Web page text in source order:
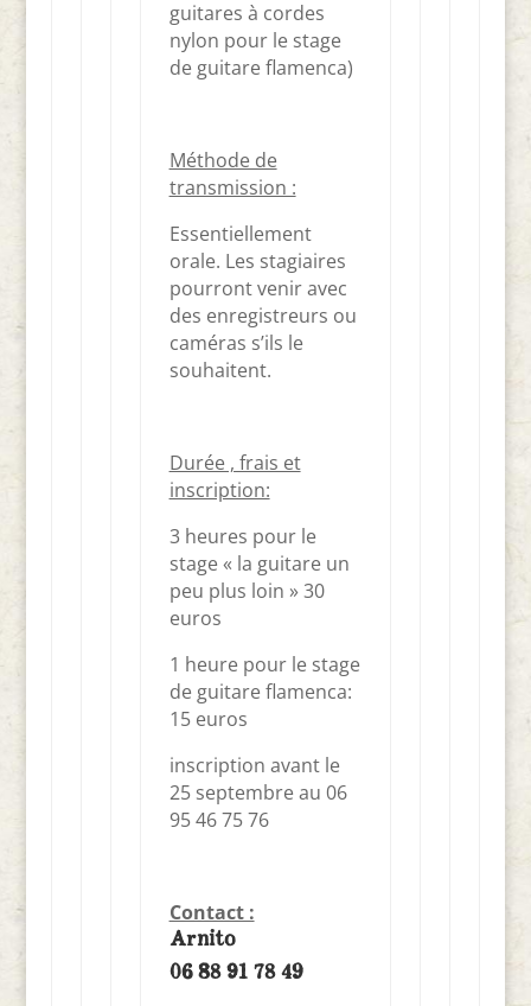
guitares à cordes
nylon pour le stage
de guitare flamenca)
Méthode de
transmission :
Essentiellement
orale. Les stagiaires
pourront venir avec
des enregistreurs ou
caméras s’ils le
souhaitent.
Durée , frais et
inscription:
3 heures pour le
stage « la guitare un
peu plus loin » 30
euros
1 heure pour le stage
de guitare flamenca:
15 euros
inscription avant le
25 septembre au 06
95 46 75 76
Contact :
Arnito
06 88 91 78 49